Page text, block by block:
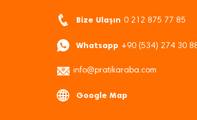
Bize Ulaşın 0 212 875 77 85
Whatsapp +90 (534) 274 30
info@pratikaraba.com
Google Map